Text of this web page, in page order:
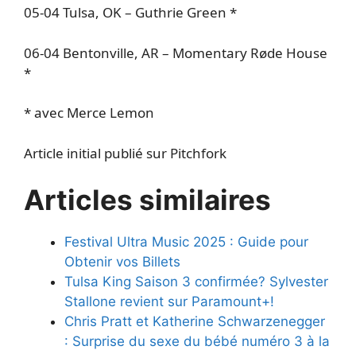
05-04 Tulsa, OK – Guthrie Green *
06-04 Bentonville, AR – Momentary Røde House
*
* avec Merce Lemon
Article initial publié sur Pitchfork
Articles similaires
Festival Ultra Music 2025 : Guide pour
Obtenir vos Billets
Tulsa King Saison 3 confirmée? Sylvester
Stallone revient sur Paramount+!
Chris Pratt et Katherine Schwarzenegger
: Surprise du sexe du bébé numéro 3 à la